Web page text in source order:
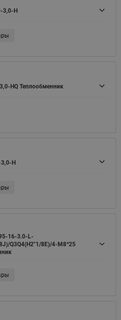
3,0-H
HQ Теплообменник
H
16-3.0-L-
Q3Q4(H2"1/8E)/4-M8*25